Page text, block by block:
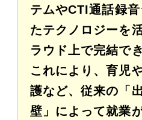
テムやCTI通話録
たテクノロジーを
ラウド上で完結で
これにより、育児
護など、従来の「
壁」によって就業